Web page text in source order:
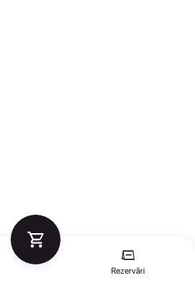
Rezervări